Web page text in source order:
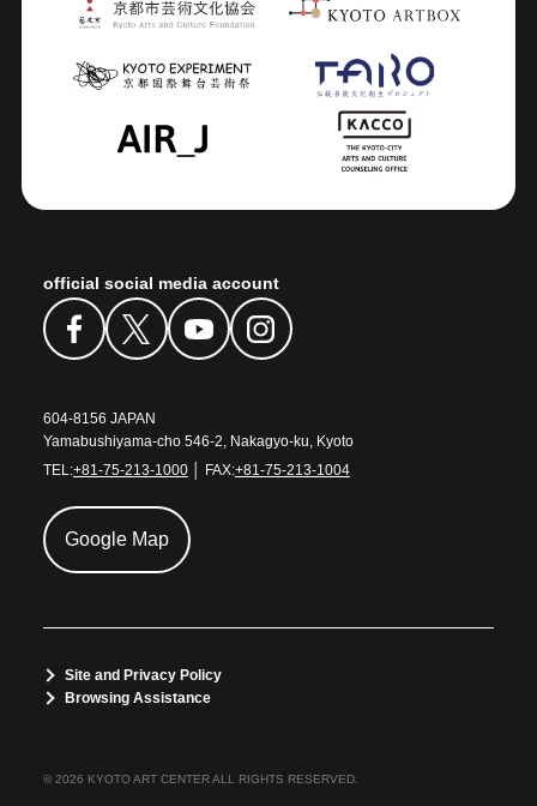
official social media account
604-8156 JAPAN
Yamabushiyama-cho 546-2, Nakagyo-ku, Kyoto
TEL:+81-75-213-1000│ FAX:+81-75-213-1004
Google Map
Site and Privacy Policy
Browsing Assistance
© 2026 KYOTO ART CENTER ALL RIGHTS RESERVED.